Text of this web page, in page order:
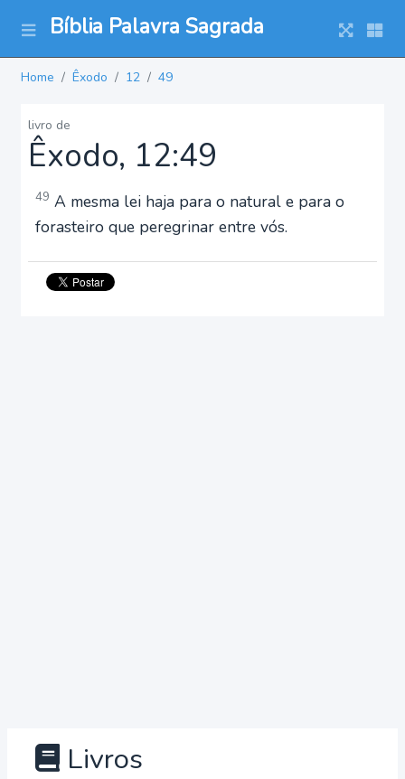
Bíblia Palavra Sagrada
Home Êxodo 12 49
livro de
Êxodo, 12:49
49 A mesma lei haja para o natural e para o
forasteiro que peregrinar entre vós.
Livros